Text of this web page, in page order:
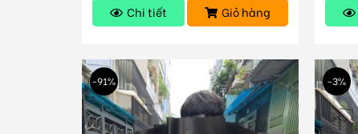
Chi tiết Giỏ hàng
-91% -3%